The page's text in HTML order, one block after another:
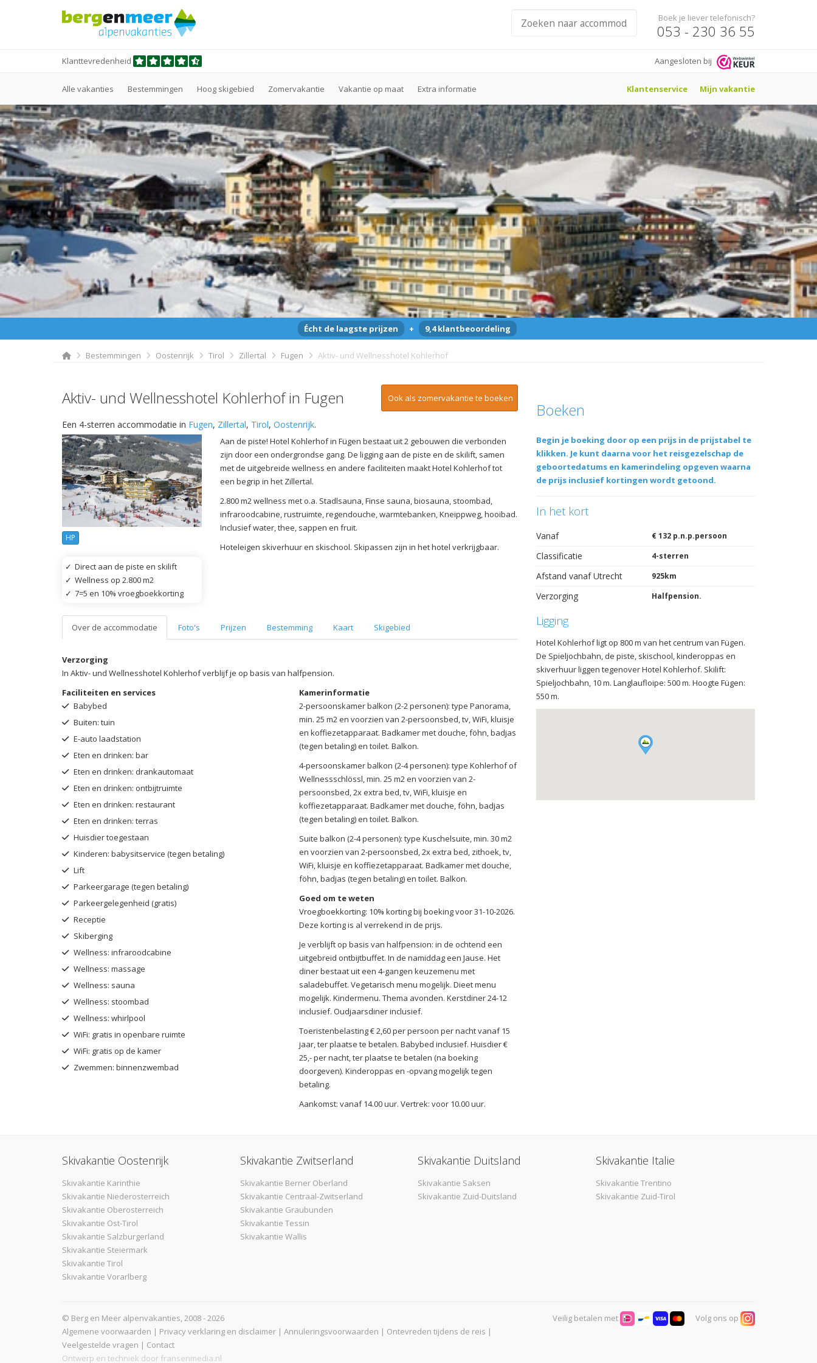
Boek je liever telefonisch?
053 - 230 36 55
Klanttevredenheid Aangesloten bij
Alle vakanties Bestemmingen Hoog skigebied Zomervakantie Vakantie op maat Extra informatie Klantenservice Mijn vakantie
Écht de laagste prijzen + 9,4 klantbeoordeling
Bestemmingen Oostenrijk Tirol Zillertal Fugen Aktiv- und Wellnesshotel Kohlerhof
Aktiv- und Wellnesshotel Kohlerhof in Fugen Ook als zomervakantie te boeken
Een 4-sterren accommodatie in Fugen, Zillertal, Tirol, Oostenrijk.
HP
✓ Direct aan de piste en skilift
✓ Wellness op 2.800 m2
✓ 7=5 en 10% vroegboekkorting
Aan de piste! Hotel Kohlerhof in Fügen bestaat uit 2 gebouwen die verbonden
zijn door een ondergrondse gang. De ligging aan de piste en de skilift, samen
met de uitgebreide wellness en andere faciliteiten maakt Hotel Kohlerhof tot
een begrip in het Zillertal.
2.800 m2 wellness met o.a. Stadlsauna, Finse sauna, biosauna, stoombad,
infraroodcabine, rustruimte, regendouche, warmtebanken, Kneippweg, hooibad.
Inclusief water, thee, sappen en fruit.
Hoteleigen skiverhuur en skischool. Skipassen zijn in het hotel verkrijgbaar.
Over de accommodatie Foto's Prijzen Bestemming Kaart Skigebied
Verzorging
In Aktiv- und Wellnesshotel Kohlerhof verblijf je op basis van halfpension.
Faciliteiten en services
Babybed
Buiten: tuin
E-auto laadstation
Eten en drinken: bar
Eten en drinken: drankautomaat
Eten en drinken: ontbijtruimte
Eten en drinken: restaurant
Eten en drinken: terras
Huisdier toegestaan
Kinderen: babysitservice (tegen betaling)
Lift
Parkeergarage (tegen betaling)
Parkeergelegenheid (gratis)
Receptie
Skiberging
Wellness: infraroodcabine
Wellness: massage
Wellness: sauna
Wellness: stoombad
Wellness: whirlpool
WiFi: gratis in openbare ruimte
WiFi: gratis op de kamer
Zwemmen: binnenzwembad
Kamerinformatie
2-persoonskamer balkon (2-2 personen): type Panorama,
min. 25 m2 en voorzien van 2-persoonsbed, tv, WiFi, kluisje
en koffiezetapparaat. Badkamer met douche, föhn, badjas
(tegen betaling) en toilet. Balkon.
4-persoonskamer balkon (2-4 personen): type Kohlerhof of
Wellnessschlössl, min. 25 m2 en voorzien van 2-
persoonsbed, 2x extra bed, tv, WiFi, kluisje en
koffiezetapparaat. Badkamer met douche, föhn, badjas
(tegen betaling) en toilet. Balkon.
Suite balkon (2-4 personen): type Kuschelsuite, min. 30 m2
en voorzien van 2-persoonsbed, 2x extra bed, zithoek, tv,
WiFi, kluisje en koffiezetapparaat. Badkamer met douche,
föhn, badjas (tegen betaling) en toilet. Balkon.
Goed om te weten
Vroegboekkorting: 10% korting bij boeking voor 31-10-2026.
Deze korting is al verrekend in de prijs.
Je verblijft op basis van halfpension: in de ochtend een
uitgebreid ontbijtbuffet. In de namiddag een Jause. Het
diner bestaat uit een 4-gangen keuzemenu met
saladebuffet. Vegetarisch menu mogelijk. Dieet menu
mogelijk. Kindermenu. Thema avonden. Kerstdiner 24-12
inclusief. Oudjaarsdiner inclusief.
Toeristenbelasting € 2,60 per persoon per nacht vanaf 15
jaar, ter plaatse te betalen. Babybed inclusief. Huisdier €
25,- per nacht, ter plaatse te betalen (na boeking
doorgeven). Kinderoppas en -opvang mogelijk tegen
betaling.
Aankomst: vanaf 14.00 uur. Vertrek: voor 10.00 uur.
Boeken
Begin je boeking door op een prijs in de prijstabel te
klikken. Je kunt daarna voor het reisgezelschap de
geboortedatums en kamerindeling opgeven waarna
de prijs inclusief kortingen wordt getoond.
In het kort
Vanaf € 132 p.n.p.persoon
Classificatie 4-sterren
Afstand vanaf Utrecht 925km
Verzorging Halfpension.
Ligging
Hotel Kohlerhof ligt op 800 m van het centrum van Fügen.
De Spieljochbahn, de piste, skischool, kinderoppas en
skiverhuur liggen tegenover Hotel Kohlerhof. Skilift:
Spieljochbahn, 10 m. Langlaufloipe: 500 m. Hoogte Fügen:
550 m.
Skivakantie Oostenrijk
Skivakantie Karinthie
Skivakantie Niederosterreich
Skivakantie Oberosterreich
Skivakantie Ost-Tirol
Skivakantie Salzburgerland
Skivakantie Steiermark
Skivakantie Tirol
Skivakantie Vorarlberg
Skivakantie Zwitserland
Skivakantie Berner Oberland
Skivakantie Centraal-Zwitserland
Skivakantie Graubunden
Skivakantie Tessin
Skivakantie Wallis
Skivakantie Duitsland
Skivakantie Saksen
Skivakantie Zuid-Duitsland
Skivakantie Italie
Skivakantie Trentino
Skivakantie Zuid-Tirol
© Berg en Meer alpenvakanties, 2008 - 2026
Algemene voorwaarden | Privacy verklaring en disclaimer | Annuleringsvoorwaarden | Ontevreden tijdens de reis |
Veelgestelde vragen | Contact
Ontwerp en techniek door fransenmedia.nl
Veilig betalen met Volg ons op